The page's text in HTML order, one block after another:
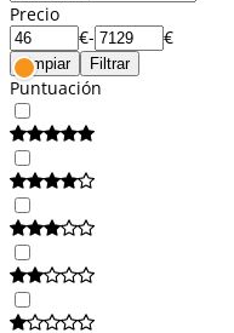
Precio
€- €
Limpiar Filtrar
Puntuación